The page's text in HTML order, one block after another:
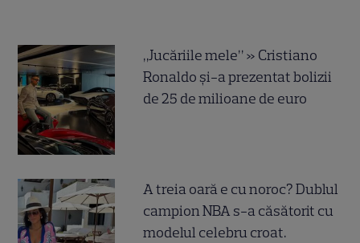
„Jucăriile mele” » Cristiano
Ronaldo și-a prezentat bolizii
de 25 de milioane de euro
A treia oară e cu noroc? Dublul
campion NBA s-a căsătorit cu
modelul celebru croat.